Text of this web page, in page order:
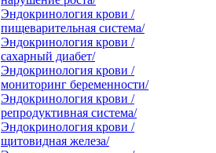
Эндокринология крови /
пищеварительная система/
Эндокринология крови /
сахарный диабет/
Эндокринология крови /
мониторинг беременности/
Эндокринология крови /
репродуктивная система/
Эндокринология крови /
щитовидная железа/